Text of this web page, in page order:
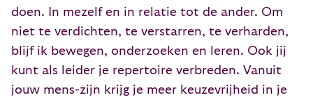
doen. In mezelf en in relatie tot de ander. Om
niet te verdichten, te verstarren, te verharden,
blijf ik bewegen, onderzoeken en leren. Ook jij
kunt als leider je repertoire verbreden. Vanuit
jouw mens-zijn krijg je meer keuzevrijheid in je